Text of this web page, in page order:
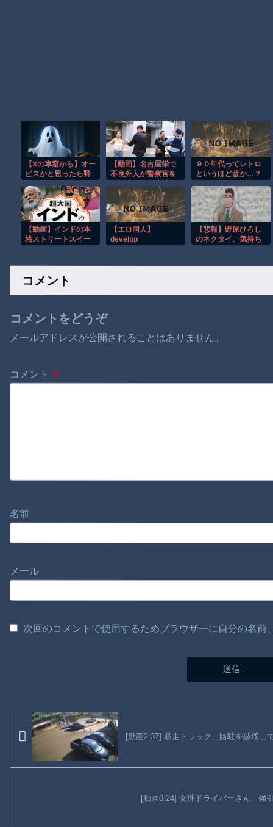
【Xの車窓から】オー
ビスかと思ったら野
か
【動画】名古屋栄で
不良外人が警察官を
ろやｗｗｗ
９０年代ってレトロ
というほど昔か…？
【動画】インドの本
格ストリートスイー
【エロ同人】
develop
【悲報】野原ひろし
のネクタイ、気持ち
ｗｗｗ
コメント
コメントをどうぞ
メールアドレスが公開されることはありません。
コメント ※
名前
メール
次回のコメントで使用するためブラウザーに自分の名
[動画2:37] 暴走トラック、路駐を破壊し
[動画0:24] 女性ドライバーさん、強